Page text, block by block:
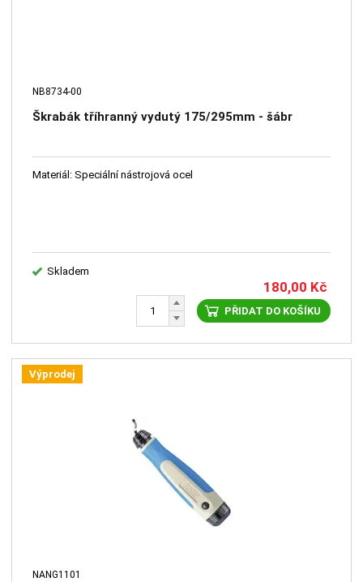
NB8734-00
Škrabák tříhranný vydutý 175/295mm - šábr
Materiál: Speciální nástrojová ocel
Skladem
180,00 Kč
PŘIDAT DO KOŠÍKU
Výprodej
NANG1101